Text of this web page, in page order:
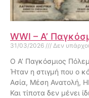
WWI – Α’
31/03/2026 Δεν
Ο Α’ Παγκόσμιος
Ήταν η στιγμή που ο
Ασία, Μέση Ανατολή,
Και τίποτα δεν μένει